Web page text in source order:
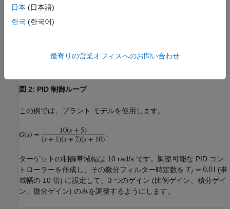
図 2: PID 制御ループ
この例では、プラント モデルを使用します。
ターゲットの制御帯域幅は 10 rad/s です。調整可能な PID コン
トローラーを作成し、その微分フィルター時定数を
(帯
域幅の 10 倍) に設定して、3 つのゲイン (比例ゲイン、積分ゲイ
ン、微分ゲイン) のみを調整するようにします。
日本 (日本語)
한국 (한국어)
最寄りの営業オフィスへのお問い合わせ